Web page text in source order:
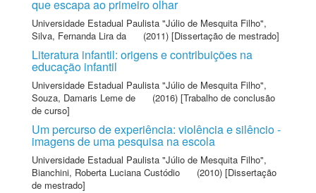
que escapa ao primeiro olhar
Universidade Estadual Paulista "Júlio de Mesquita Filho",
Silva, Fernanda Lira da
(2011) [Dissertação de mestrado]
Literatura infantil: origens e contribuições na
educação infantil
Universidade Estadual Paulista "Júlio de Mesquita Filho",
Souza, Damaris Leme de
(2016) [Trabalho de conclusão
de curso]
Um percurso de experiência: violência e silêncio -
imagens de uma pesquisa na escola
Universidade Estadual Paulista "Júlio de Mesquita Filho",
Bianchini, Roberta Luciana Custódio
(2010) [Dissertação
de mestrado]